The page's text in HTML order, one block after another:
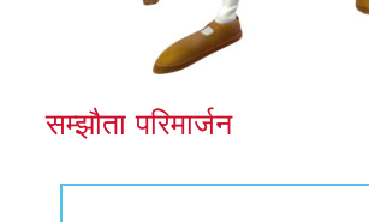
सम्झौता परिमार्जन